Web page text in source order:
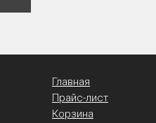
Главная
Прайс-лист
Корзина